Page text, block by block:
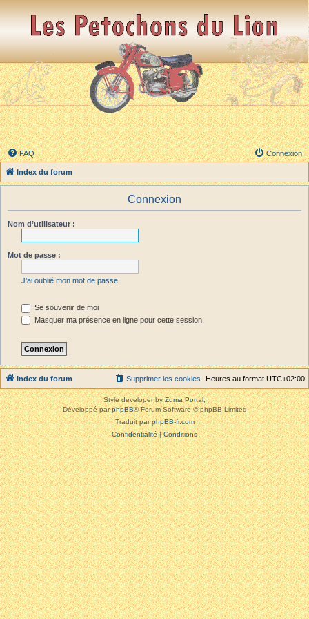
FAQ Connexion
Index du forum
Connexion
Nom d’utilisateur :
Mot de passe :
J’ai oublié mon mot de passe
Se souvenir de moi
Masquer ma présence en ligne pour cette session
Index du forum Heures au format UTC+02:00
Supprimer les cookies
Style developer byZuma Portal,
Développé parphpBB® Forum Software © phpBB Limited
Traduit parphpBB-fr.com
Confidentialité|Conditions